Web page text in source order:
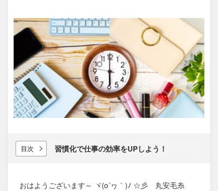
目次 習慣化で​仕事の​効率を​UPしよう！
おはようございます～ ヾ(o´ヮ｀)ﾉ ☆彡 丸安毛糸